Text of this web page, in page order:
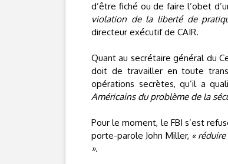
d’être fiché ou de faire l’obet
violation de la liberté de
directeur exécutif de CAIR.
Quant au secrétaire général du
doit de travailler en toute
opérations secrètes, qu’il a
Américains du problème de la
Pour le moment, le FBI s’est
porte-parole John Miller, «
».